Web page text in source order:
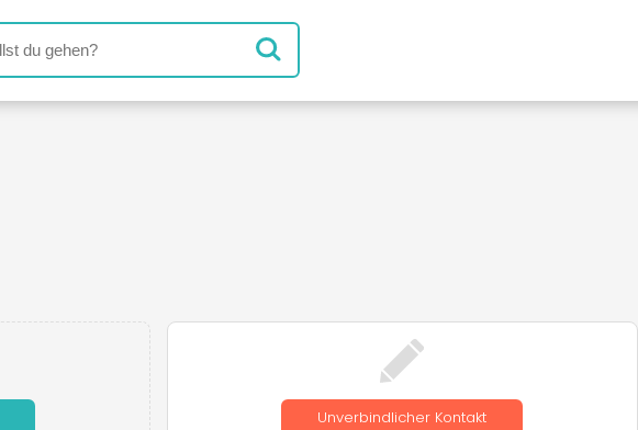
Unverbindlicher Kontakt